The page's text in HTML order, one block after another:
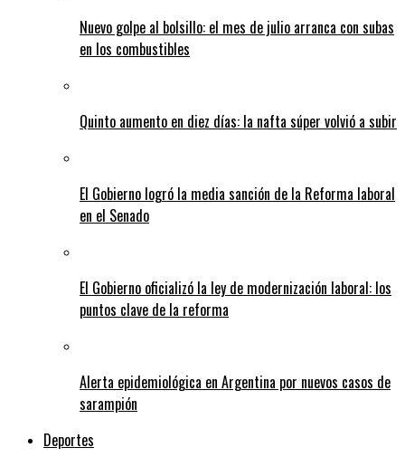
Nuevo golpe al bolsillo: el mes de julio arranca con subas
en los combustibles
Quinto aumento en diez días: la nafta súper volvió a subir
El Gobierno logró la media sanción de la Reforma laboral
en el Senado
El Gobierno oficializó la ley de modernización laboral: los
puntos clave de la reforma
Alerta epidemiológica en Argentina por nuevos casos de
sarampión
Deportes